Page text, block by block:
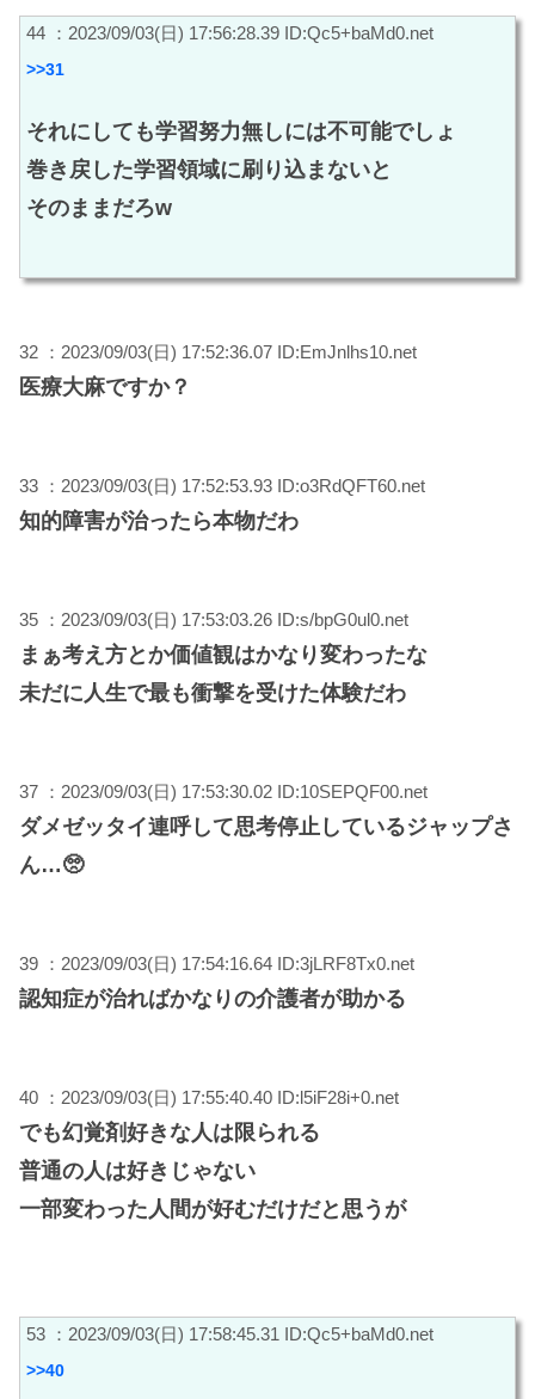
44 ：2023/09/03(日) 17:56:28.39 ID:Qc5+baMd0.net
>>31
それにしても学習努力無しには不可能でしょ
巻き戻した学習領域に刷り込まないと
そのままだろw
32 ：2023/09/03(日) 17:52:36.07 ID:EmJnlhs10.net
医療大麻ですか？
33 ：2023/09/03(日) 17:52:53.93 ID:o3RdQFT60.net
知的障害が治ったら本物だわ
35 ：2023/09/03(日) 17:53:03.26 ID:s/bpG0ul0.net
まぁ考え方とか価値観はかなり変わったな
未だに人生で最も衝撃を受けた体験だわ
37 ：2023/09/03(日) 17:53:30.02 ID:10SEPQF00.net
ダメゼッタイ連呼して思考停止しているジャップさ
ん…🥺
39 ：2023/09/03(日) 17:54:16.64 ID:3jLRF8Tx0.net
認知症が治ればかなりの介護者が助かる
40 ：2023/09/03(日) 17:55:40.40 ID:l5iF28i+0.net
でも幻覚剤好きな人は限られる
普通の人は好きじゃない
一部変わった人間が好むだけだと思うが
53 ：2023/09/03(日) 17:58:45.31 ID:Qc5+baMd0.net
>>40